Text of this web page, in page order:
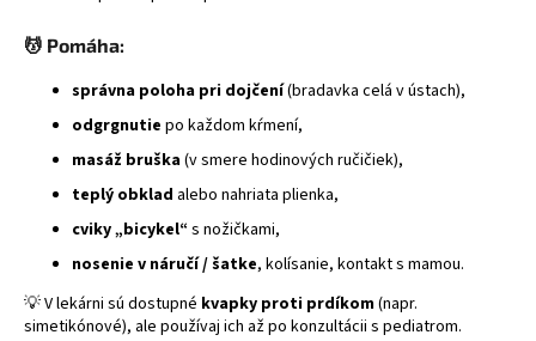
💆 Pomáha:
správna poloha pri dojčení(bradavka celá v ústach),
odgrgnutie po každom kŕmení,
masáž bruška(v smere hodinových ručičiek),
teplý obklad alebo nahriata plienka,
cviky „bicykel“ s nožičkami,
nosenie v náručí / šatke, kolísanie, kontakt s mamou.
💡 V lekárni sú dostupné kvapky proti prdíkom(napr.
simetikónové), ale používaj ich až po konzultácii s pediatrom.